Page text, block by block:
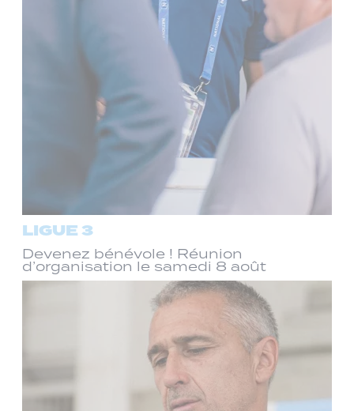
LIGUE 3
Devenez bénévole ! Réunion
d’organisation le samedi 8 août